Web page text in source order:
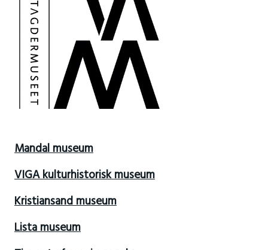
Mandal museum
VIGA kulturhistorisk museum
Kristiansand museum
Lista museum